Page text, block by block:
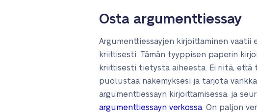
Osta argumenttiessay
Argumenttiessayjen kirjoittaminen
kriittisesti. Tämän tyyppisen paperin
kriittisesti tietystä aiheesta. Ei riitä, että
puolustaa näkemyksesi ja tarjota
argumenttiessayn kirjoittamisessa, ja
argumenttiessayn verkossa. On paljon